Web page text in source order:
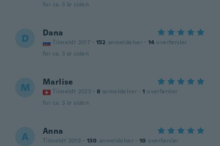
for ca. 3 år siden
D Dana
Tilmeldt 2017 · 152 anmeldelser · 14 overførsler
for ca. 3 år siden
M Marlise
Tilmeldt 2023 · 8 anmeldelser · 1 overførsler
for ca. 3 år siden
A Anna
Tilmeldt 2019 · 130 anmeldelser · 10 overførsler